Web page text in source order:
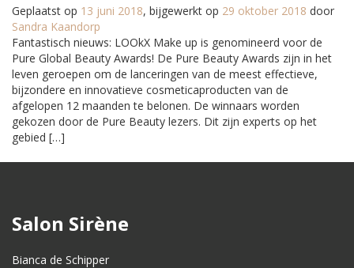
Geplaatst op 13 juni 2018, bijgewerkt op 29 oktober 2018 door
Sandra Kaandorp
Fantastisch nieuws: LOOkX Make up is genomineerd voor de
Pure Global Beauty Awards! De Pure Beauty Awards zijn in het
leven geroepen om de lanceringen van de meest effectieve,
bijzondere en innovatieve cosmeticaproducten van de
afgelopen 12 maanden te belonen. De winnaars worden
gekozen door de Pure Beauty lezers. Dit zijn experts op het
gebied […]
Salon Sirène
Bianca de Schipper